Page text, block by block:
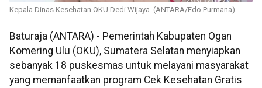
Kepala Dinas Kesehatan OKU Dedi Wijaya. (ANTARA/Edo Purmana)
Baturaja (ANTARA) - Pemerintah Kabupaten Ogan
Komering Ulu (OKU), Sumatera Selatan menyiapkan
sebanyak 18 puskesmas untuk melayani masyarakat
yang memanfaatkan program Cek Kesehatan Gratis